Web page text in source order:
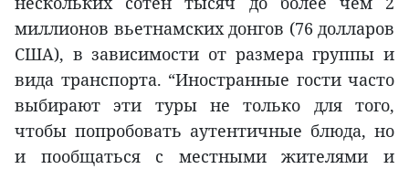
миллионов вьетнамских донгов (76 долларов
США), в зависимости от размера группы и
вида транспорта. “Иностранные гости часто
выбирают эти туры не только для того,
чтобы попробовать аутентичные блюда, но
и пообщаться с местными жителями и